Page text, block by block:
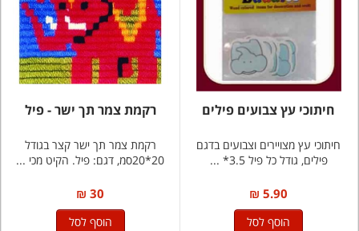
חיתוכי עץ צבועים פילים
חיתוכי עץ מצויירים וצבועים בדגם
פילים, גודל כל פיל 3.5* ...
5.90 ₪
הוסף לסל
רקמת צמר תך ישר - פיל
רקמת צמר תך ישר קצר בגודל
20*20סמ, דגם: פיל. הקיט מכי ...
30 ₪
הוסף לסל